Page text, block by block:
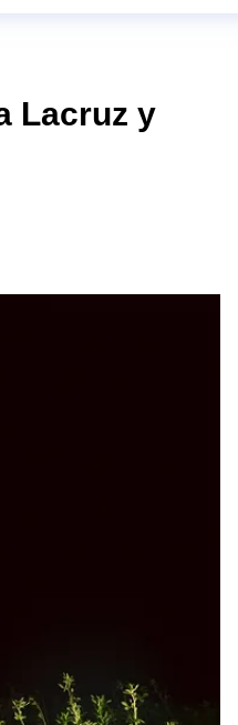
Lacruz y